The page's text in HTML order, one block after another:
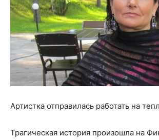
Артистка отправилась работать на
Трагическая история произошла на